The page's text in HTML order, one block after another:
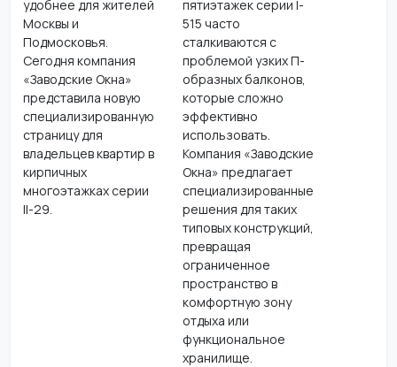
удобнее для жителей
Москвы и
Подмосковья.
Сегодня компания
«Заводские Окна»
представила новую
специализированную
страницу для
владельцев квартир в
кирпичных
многоэтажках серии
II-29.
пятиэтажек серии I-
515 часто
сталкиваются с
проблемой узких П-
образных балконов,
которые сложно
эффективно
использовать.
Компания «Заводские
Окна» предлагает
специализированные
решения для таких
типовых конструкций,
превращая
ограниченное
пространство в
комфортную зону
отдыха или
функциональное
хранилище.